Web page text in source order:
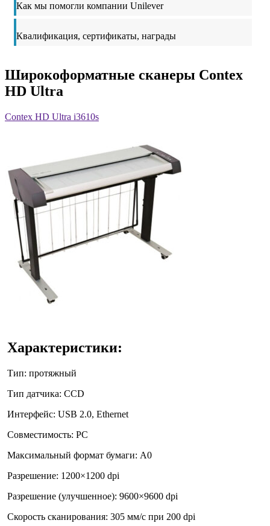
Как мы помогли компании Unilever
Квалификация, сертификаты, награды
Широкоформатные сканеры Contex
HD Ultra
Contex HD Ultra i3610s
Характеристики:
Тип: протяжный
Тип датчика: CCD
Интерфейс: USB 2.0, Ethernet
Совместимость: PC
Максимальный формат бумаги: A0
Разрешение: 1200×1200 dpi
Разрешение (улучшенное): 9600×9600 dpi
Скорость сканирования: 305 мм/с при 200 dpi